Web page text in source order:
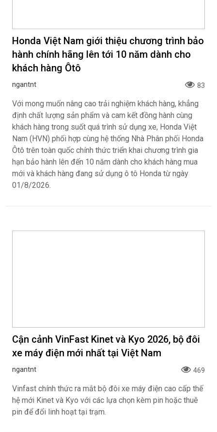
Honda Việt Nam giới thiệu chương trình bảo
hành chính hãng lên tới 10 năm dành cho
khách hàng Ôtô
ngantnt 83
Với mong muốn nâng cao trải nghiệm khách hàng, khẳng
định chất lượng sản phẩm và cam kết đồng hành cùng
khách hàng trong suốt quá trình sử dụng xe, Honda Việt
Nam (HVN) phối hợp cùng hệ thống Nhà Phân phối Honda
Ôtô trên toàn quốc chính thức triển khai chương trình gia
hạn bảo hành lên đến 10 năm dành cho khách hàng mua
mới và khách hàng đang sử dụng ô tô Honda từ ngày
01/8/2026.
Cận cảnh VinFast Kinet và Kyo 2026, bộ đôi
xe máy điện mới nhất tại Việt Nam
ngantnt 469
Vinfast chính thức ra mắt bộ đôi xe máy điện cao cấp thế
hệ mới Kinet và Kyo với các lựa chọn kèm pin hoặc thuê
pin để đổi linh hoạt tại trạm.